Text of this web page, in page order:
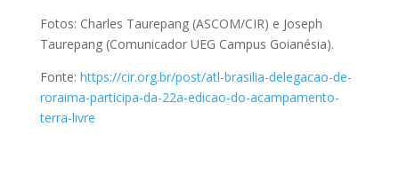
Fotos: Charles Taurepang (ASCOM/CIR) e Joseph
Taurepang (Comunicador UEG Campus Goianésia).
Fonte: https://cir.org.br/post/atl-brasilia-delegacao-de-
roraima-participa-da-22a-edicao-do-acampamento-
terra-livre